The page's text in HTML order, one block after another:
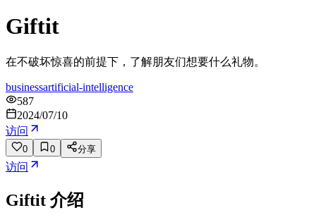
Giftit
在不破坏惊喜的前提下，了解朋友们想要什么礼物。
businessartificial-intelligence
587
2024/07/10
访问
0 0 分享
访问
Giftit 介绍